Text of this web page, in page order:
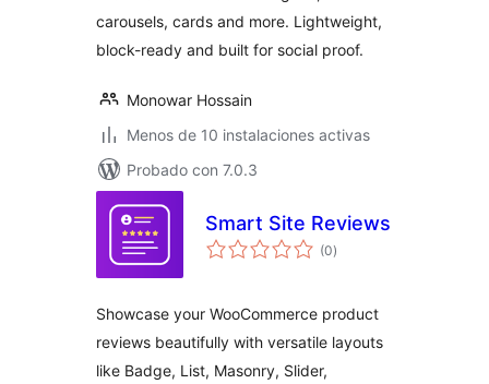
carousels, cards and more. Lightweight,
block-ready and built for social proof.
Monowar Hossain
Menos de 10 instalaciones activas
Probado con 7.0.3
Smart Site Reviews
(0total
de
)
Showcase your WooCommerce product
reviews beautifully with versatile layouts
like Badge, List, Masonry, Slider,